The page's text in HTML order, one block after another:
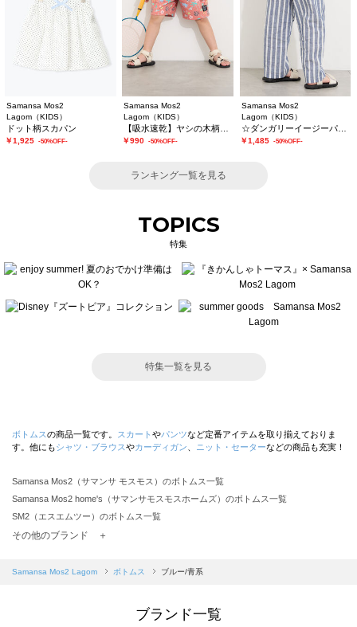
Samansa Mos2
Lagom（KIDS）
ドット柄スカパン
￥1,925 -50%OFF-
Samansa Mos2
Lagom（KIDS）
￥990 -50%OFF-
Samansa Mos2
Lagom（KIDS）
☆ダンガリーイージーパンツ
￥1,485 -50%OFF-
ランキング一覧を見る
TOPICS
特集
特集一覧を見る
ボトムスの商品一覧です。 スカート やパンツなど定番アイテムを取り揃えておりま
す。他にもシャツ・ブラウスやカーディガン ニット・セーターなどの商品も充実！
Samansa Mos2（サマンサ モスモス）のボトムス一覧
Samansa Mos2 home's（サマンサモスモスホームズ）のボトムス一覧
SM2（エスエムツー）のボトムス一覧
TSUHARU by Samansa Mos2（ツハルバイサマンサモスモス）のボトムス一覧
Samansa Mos2 blue（サマンサモスモス ブルー）のボトムス一覧
sō4ū（ソウフォーユー）のボトムス一覧
その他のブランド ＋
Samansa Mos2 Lagom ボトムス ブルー/青系
ブランド一覧